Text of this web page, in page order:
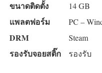
ขนาดติดตั้ง 14 GB
แพลตฟอร์ม PC –
DRM Steam
รองรับจอยสติ๊ก รองรับ